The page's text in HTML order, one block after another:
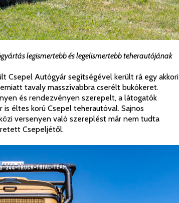
legismertebb és legelismertebb teherautójának
Csepel Autógyár segítségével került rá egy akkori
tavaly masszívabbra cserélt bukókeret.
és rendezvényen szerepelt, a látogatók
éltes korú Csepel teherautóval. Sajnos
versenyen való szereplést már nem tudta
Csepeljétől.